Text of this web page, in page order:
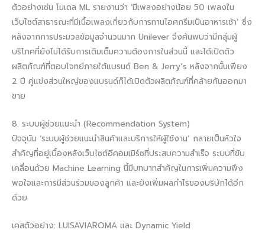
ตัวอย่างเช่น โมเดล ML รายงานว่า ‘มีเพลงอย่างน้อย 50 เพลงใน
เว็บไซต์สาธารณะที่มีเนื้อเพลงเกี่ยวกับการทานไอศกรีมเป็นอาหารเช้า’ ซึ่ง
หลังจากการประมวลข้อมูลจำนวนมาก Unilever จึงค้นพบว่ามีกลุ่มผู้
บริโภคที่ยังไม่ได้รับการเติมเต็มความต้องการในส่วนนี้ และได้เปิดตัว
ผลิตภัณฑ์ที่ตอบโจทย์ภายใต้แบรนด์ Ben & Jerry’s หลังจากนั้นเพียง
2 ปี คู่แข่งส่วนใหญ่ของแบรนด์ก็ได้เปิดตัวผลิตภัณฑ์ที่คล้ายกันออกมา
ขาย
8. ระบบผู้ช่วยแนะนำ (Recommendation System)
ปัจจุบัน ‘ระบบผู้ช่วยแนะนำสินค้าและบริการให้ผู้ใช้งาน’ กลายเป็นหัวใจ
สำคัญที่อยู่เบื้องหลังเว็บไซต์อีคอมเมิร์ซที่ประสบความสำเร็จ ระบบที่ขับ
เคลื่อนด้วย Machine Learning นี้มีบทบาทสำคัญในการเพิ่มความพึง
พอใจและการมีส่วนร่วมของลูกค้า และยังเพิ่มผลกำไรของบริษัทได้อีก
ด้วย
เคสตัวอย่าง: LUISAVIAROMA และ Dynamic Yield